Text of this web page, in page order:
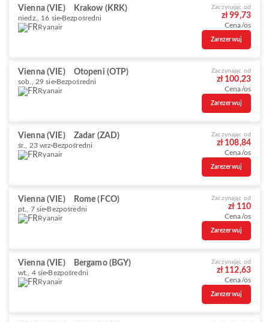
Vienna (VIE) Krakow (KRK)
niedz., 16 sie Bezpośredni
Ryanair
Zaczynając od
zł 99,73
Cena/os
Zarezerwuj
Vienna (VIE) Otopeni (OTP)
sob., 29 sie Bezpośredni
Ryanair
Zaczynając od
zł 100,23
Cena/os
Zarezerwuj
Vienna (VIE) Zadar (ZAD)
śr., 23 wrz Bezpośredni
Ryanair
Zaczynając od
zł 108,84
Cena/os
Zarezerwuj
Vienna (VIE) Rome (FCO)
pt., 7 sie Bezpośredni
Ryanair
Zaczynając od
zł 110
Cena/os
Zarezerwuj
Vienna (VIE) Bergamo (BGY)
wt., 4 sie Bezpośredni
Ryanair
Zaczynając od
zł 112,63
Cena/os
Zarezerwuj